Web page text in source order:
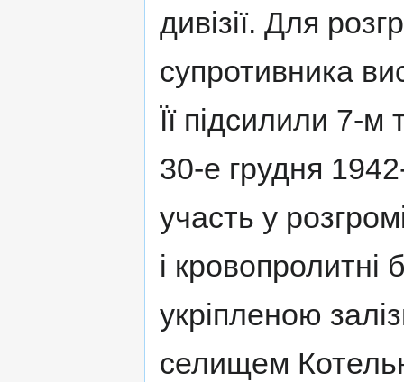
дивізії. Для
супротивника
Її підсилили 7-
30-е грудня
участь у
і кровопролитні
укріпленою
селищем